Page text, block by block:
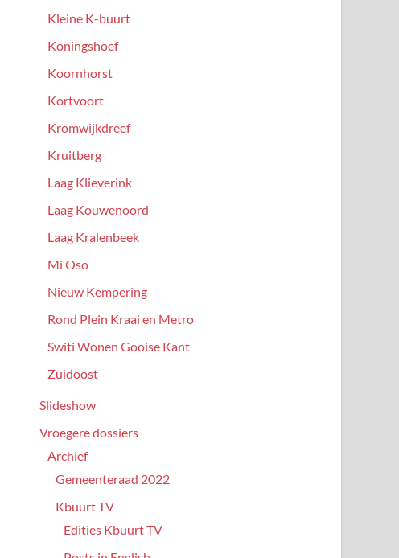
Kleine K-buurt
Koningshoef
Koornhorst
Kortvoort
Kromwijkdreef
Kruitberg
Laag Klieverink
Laag Kouwenoord
Laag Kralenbeek
Mi Oso
Nieuw Kempering
Rond Plein Kraai en Metro
Switi Wonen Gooise Kant
Zuidoost
Slideshow
Vroegere dossiers
Archief
Gemeenteraad 2022
Kbuurt TV
Edities Kbuurt TV